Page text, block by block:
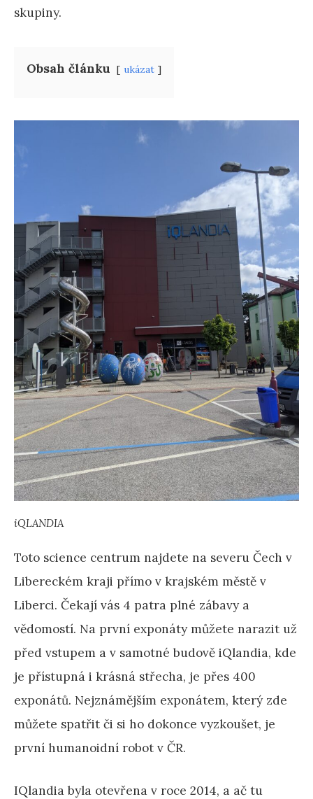
skupiny.
Obsah článku ukázat
iQLANDIA
Toto science centrum najdete na severu Čech v
Libereckém kraji přímo v krajském městě v
Liberci. Čekají vás 4 patra plné zábavy a
vědomostí. Na první exponáty můžete narazit už
před vstupem a v samotné budově iQlandia, kde
je přístupná i krásná střecha, je přes 400
exponátů. Nejznámějším exponátem, který zde
můžete spatřit či si ho dokonce vyzkoušet, je
první humanoidní robot v ČR.
IQlandia byla otevřena v roce 2014, a ač tu